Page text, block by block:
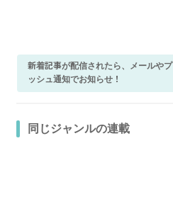
新着記事が配信されたら、メールやプ
ッシュ通知でお知らせ！
同じジャンルの連載